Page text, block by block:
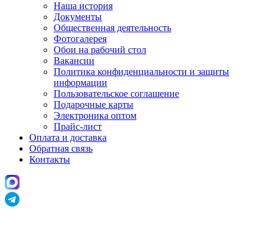
Наша история
Документы
Общественная деятельность
Фотогалерея
Обои на рабочий стол
Вакансии
Политика конфиденциальности и защиты
информации
Пользовательскоe соглашение
Подарочные карты
Электроника оптом
Прайс-лист
Оплата и доставка
Обратная связь
Контакты